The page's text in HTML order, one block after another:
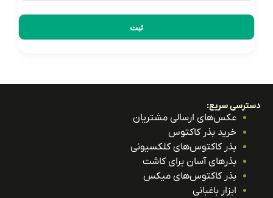
سریع:
عکس‌های ارسالی مشتریان
خرید بذر کاکتوس
بذر کاکتوس‌های کلکسیونی
بذرهای آسان برای کاشت
بذر کاکتوس‌های میکس
ابزار باغبانی